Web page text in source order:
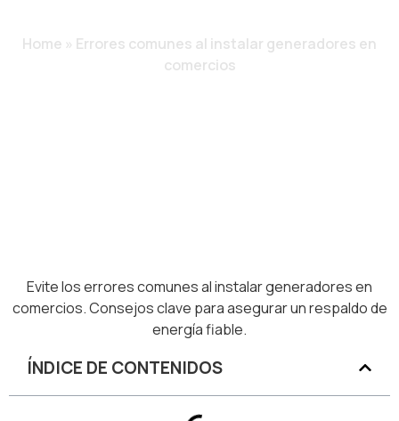
Home » Errores comunes al instalar generadores en
comercios
Evite los errores comunes al instalar generadores en
comercios. Consejos clave para asegurar un respaldo de
energía fiable.
ÍNDICE DE CONTENIDOS